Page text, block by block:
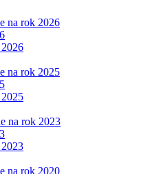
na rok 2026
na rok 2025
na rok 2023
na rok 2020